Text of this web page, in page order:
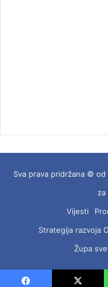
Sva prava pridržana © od
za
Vijesti
Strategija razvoja
Župa